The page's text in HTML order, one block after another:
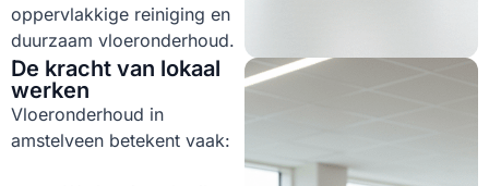
oppervlakkige reiniging en
duurzaam vloeronderhoud.
De kracht van lokaal
werken
Vloeronderhoud in
amstelveen betekent vaak: